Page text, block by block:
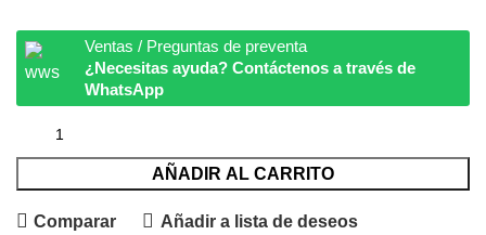
Ventas / Preguntas de preventa
¿Necesitas ayuda? Contáctenos a través de
WhatsApp
AÑADIR AL CARRITO
Comparar Añadir a lista de deseos